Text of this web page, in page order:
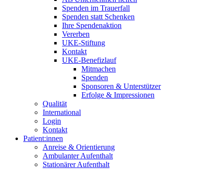
Spenden im Trauerfall
Spenden statt Schenken
Ihre Spendenaktion
Vererben
UKE-Stiftung
Kontakt
UKE-Benefizlauf
Mitmachen
Spenden
Sponsoren & Unterstützer
Erfolge & Impressionen
Qualität
International
Login
Kontakt
Patient:innen
Anreise & Orientierung
Ambulanter Aufenthalt
Stationärer Aufenthalt